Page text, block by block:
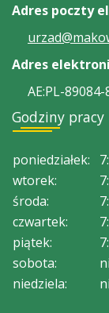
Adres poczty
Adres
AE:PL-
Godziny pracy
poniedziałek:
wtorek:
środa:
czwartek:
piątek:
sobota:
niedziela: